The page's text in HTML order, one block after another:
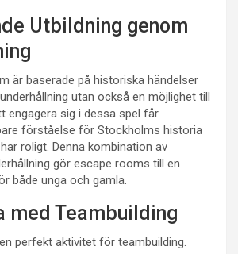
Utbildning genom
är baserade på historiska händelser
utan också en möjlighet till
engagera sig i dessa spel får
förståelse för Stockholms historia
roligt. Denna kombination av
gör escape rooms till en
både unga och gamla.
med Teambuilding
perfekt aktivitet för teambuilding.